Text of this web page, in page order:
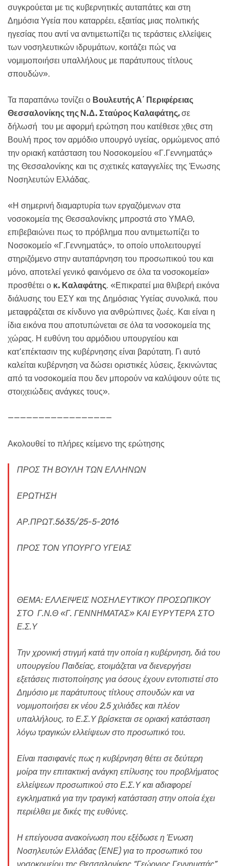
συγκρούεται με τις κυβερνητικές αυταπάτες και στη
Δημόσια Υγεία που καταρρέει, εξαιτίας μιας πολιτικής
ηγεσίας που αντί να αντιμετωπίζει τις τεράστεις ελλείψεις
των νοσηλευτικών ιδρυμάτων, κοιτάζει πώς να
νομιμοποιήσει υπαλλήλους με παράτυπους τίτλους
σπουδών».
Τα παραπάνω τονίζει ο Βουλευτής Α΄ Περιφέρειας
Θεσσαλονίκης της Ν.Δ. Σταύρος Καλαφάτης,σε
δήλωσή του με αφορμή ερώτηση που κατέθεσε χθες στη
Βουλή προς τον αρμόδιο υπουργό υγείας, ορμώμενος από
την οριακή κατάσταση του Νοσοκομείου «Γ.Γεννηματάς»
της Θεσσαλονίκης και τις σχετικές καταγγελίες της Ένωσης
Νοσηλευτών Ελλάδας.
«Η σημερινή διαμαρτυρία των εργαζόμενων στα
νοσοκομεία της Θεσσαλονίκης μπροστά στο ΥΜΑΘ,
επιβεβαιώνει πως το πρόβλημα που αντιμετωπίζει το
Νοσοκομείο «Γ.Γεννηματάς», το οποίο υπολειτουργεί
στηριζόμενο στην αυταπάρνηση του προσωπικού του και
μόνο, αποτελεί γενικό φαινόμενο σε όλα τα νοσοκομεία»
προσθέτει ο κ. Καλαφάτης. «Επικρατεί μια θλιβερή εικόνα
διάλυσης του ΕΣΥ και της Δημόσιας Υγείας συνολικά, που
μεταφράζεται σε κίνδυνο για ανθρώπινες ζωές. Και είναι η
ίδια εικόνα που αποτυπώνεται σε όλα τα νοσοκομεία της
χώρας. Η ευθύνη του αρμόδιου υπουργείου και
κατ’επέκτασιν της κυβέρνησης είναι βαρύτατη. Γι αυτό
καλείται κυβέρνηση να δώσει οριστικές λύσεις, ξεκινώντας
από τα νοσοκομεία που δεν μπορούν να καλύψουν ούτε τις
στοιχειώδεις ανάγκες τους».
—————————————————
Ακολουθεί το πλήρες κείμενο της ερώτησης
ΠΡΟΣ ΤΗ ΒΟΥΛΗ ΤΩΝ ΕΛΛΗΝΩΝ
ΕΡΩΤΗΣΗ
ΑΡ.ΠΡΩΤ.5635/25-5-2016
ΠΡΟΣ ΤΟΝ ΥΠΟΥΡΓΟ ΥΓΕΙΑΣ
ΘΕΜΑ: ΕΛΛΕΙΨΕΙΣ ΝΟΣΗΛΕΥΤΙΚΟΥ ΠΡΟΣΩΠΙΚΟΥ
ΣΤΟ Γ.Ν.Θ «Γ. ΓΕΝΝΗΜΑΤΑΣ» ΚΑΙ ΕΥΡΥΤΕΡΑ ΣΤΟ
Ε.Σ.Υ
Την χρονική στιγμή κατά την οποία η κυβέρνηση, διά του
υπουργείου Παιδείας, ετοιμάζεται να διενεργήσει
εξετάσεις πιστοποίησης για όσους έχουν εντοπιστεί στο
Δημόσιο με παράτυπους τίτλους σπουδών και να
νομιμοποιήσει εκ νέου 2,5 χιλιάδες και πλέον
υπαλλήλους, το Ε.Σ.Υ βρίσκεται σε οριακή κατάσταση
λόγω τραγικών ελλείψεων στο προσωπικό του.
Είναι πασιφανές πως η κυβέρνηση θέτει σε δεύτερη
μοίρα την επιτακτική ανάγκη επίλυσης του προβλήματος
ελλείψεων προσωπικού στο Ε.Σ.Υ και αδιαφορεί
εγκληματικά για την τραγική κατάσταση στην οποία έχει
περιέλθει με δικές της ευθύνες.
Η επείγουσα ανακοίνωση που εξέδωσε η Ένωση
Νοσηλευτών Ελλάδας (ΕΝΕ) για το προσωπικό του